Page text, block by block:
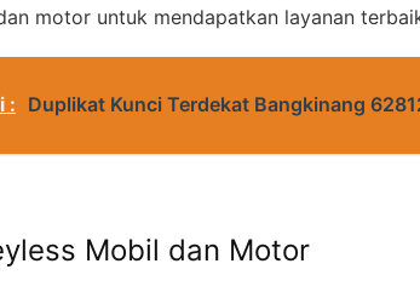
motor untuk mendapatkan layanan
: Duplikat Kunci Terdekat Bangkinang
Mobil dan Motor